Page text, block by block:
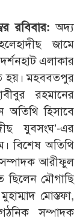
রবিবার: অদ্য
জামে
এলাকার
হয়। মহববতপুর
রহমানের
অতিথি হিসাবে
যুবসংঘ’-এর
বিশেষ অতিথি
সম্পাদক আরীফুল
ছিলেন মৌগাছি
মোস্তফা,
সম্পাদক